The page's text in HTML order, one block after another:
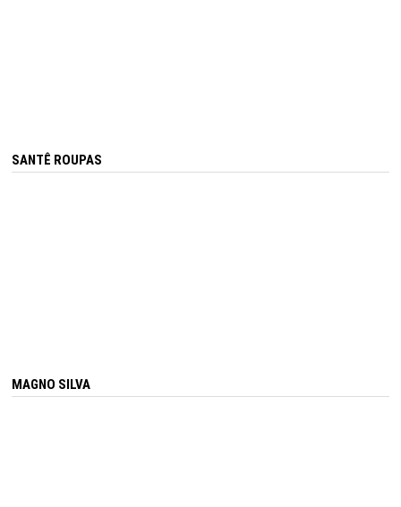
SANTÊ ROUPAS
MAGNO SILVA